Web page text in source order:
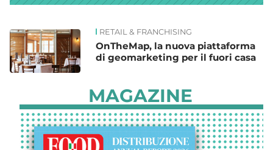
News RETAIL & FRANCHISING
OnTheMap, la nuova piattaforma
di geomarketing per il fuori casa
MAGAZINE